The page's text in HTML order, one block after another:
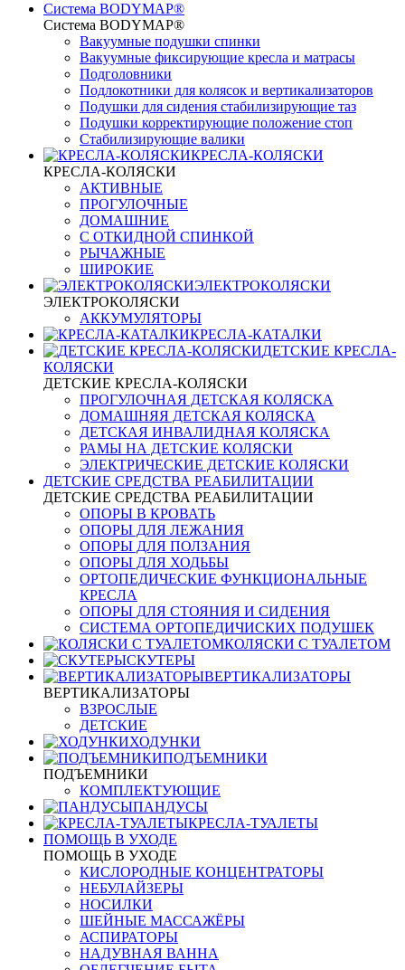
Система BODYMAP®
Система BODYMAP®
Вакуумные подушки спинки
Вакуумные фиксирующие кресла и матрасы
Подголовники
Подлокотники для колясок и вертикализаторов
Подушки для сидения стабилизирующие таз
Подушки корректирующие положение стоп
Стабилизирующие валики
КРЕСЛА-КОЛЯСКИ
КРЕСЛА-КОЛЯСКИ
АКТИВНЫЕ
ПРОГУЛОЧНЫЕ
ДОМАШНИЕ
С ОТКИДНОЙ СПИНКОЙ
РЫЧАЖНЫЕ
ШИРОКИЕ
ЭЛЕКТРОКОЛЯСКИ
ЭЛЕКТРОКОЛЯСКИ
АККУМУЛЯТОРЫ
КРЕСЛА-КАТАЛКИ
ДЕТСКИЕ КРЕСЛА-
КОЛЯСКИ
ДЕТСКИЕ КРЕСЛА-КОЛЯСКИ
ПРОГУЛОЧНАЯ ДЕТСКАЯ КОЛЯСКА
ДОМАШНЯЯ ДЕТСКАЯ КОЛЯСКА
ДЕТСКАЯ ИНВАЛИДНАЯ КОЛЯСКА
РАМЫ НА ДЕТСКИЕ КОЛЯСКИ
ЭЛЕКТРИЧЕСКИЕ ДЕТСКИЕ КОЛЯСКИ
ДЕТСКИЕ СРЕДСТВА РЕАБИЛИТАЦИИ
ДЕТСКИЕ СРЕДСТВА РЕАБИЛИТАЦИИ
ОПОРЫ В КРОВАТЬ
ОПОРЫ ДЛЯ ЛЕЖАНИЯ
ОПОРЫ ДЛЯ ПОЛЗАНИЯ
ОПОРЫ ДЛЯ ХОДЬБЫ
ОРТОПЕДИЧЕСКИЕ ФУНКЦИОНАЛЬНЫЕ
КРЕСЛА
ОПОРЫ ДЛЯ СТОЯНИЯ И СИДЕНИЯ
СИСТЕМА ОРТОПЕДИЧИСКИХ ПОДУШЕК
КОЛЯСКИ С ТУАЛЕТОМ
СКУТЕРЫ
ВЕРТИКАЛИЗАТОРЫ
ВЕРТИКАЛИЗАТОРЫ
ВЗРОСЛЫЕ
ДЕТСКИЕ
ХОДУНКИ
ПОДЪЕМНИКИ
ПОДЪЕМНИКИ
КОМПЛЕКТУЮЩИЕ
ПАНДУСЫ
КРЕСЛА-ТУАЛЕТЫ
ПОМОЩЬ В УХОДЕ
ПОМОЩЬ В УХОДЕ
КИСЛОРОДНЫЕ КОНЦЕНТРАТОРЫ
НЕБУЛАЙЗЕРЫ
НОСИЛКИ
ШЕЙНЫЕ МАССАЖЁРЫ
АСПИРАТОРЫ
НАДУВНАЯ ВАННА